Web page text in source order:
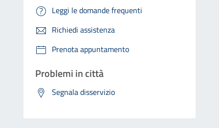
Leggi le domande frequenti
Richiedi assistenza
Prenota appuntamento
Problemi in città
Segnala disservizio